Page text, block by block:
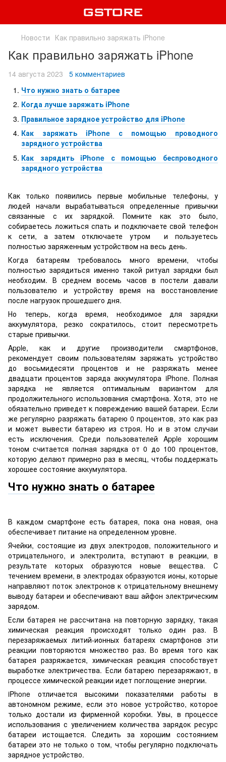
Новости Как правильно заряжать iPhone
Как правильно заряжать iPhone
14 августа 2023
5 комментариев
Что нужно знать о батарее
Когда лучше заряжать iPhone
Правильное зарядное устройство для iPhone
Как заряжать iPhone с помощью проводного
зарядного устройства
Как зарядить iPhone с помощью беспроводного
зарядного устройства
Как только появились первые мобильные телефоны, у
людей начали вырабатываться определенные привычки
связанные с их зарядкой. Помните как это было,
собираетесь ложиться спать и подключаете свой телефон
к сети, а затем отключаете утром и пользуетесь
полностью заряженным устройством на весь день.
Когда батареям требовалось много времени, чтобы
полностью зарядиться именно такой ритуал зарядки был
необходим. В среднем восемь часов в постели давали
пользователю и устройству время на восстановление
после нагрузок прошедшего дня.
Но теперь, когда время, необходимое для зарядки
аккумулятора, резко сократилось, стоит пересмотреть
старые привычки.
Apple, как и другие производители смартфонов,
рекомендует своим пользователям заряжать устройство
до восьмидесяти процентов и не разряжать менее
двадцати процентов заряда аккумулятора iPhone. Полная
зарядка не является оптимальным вариантом для
продолжительного использования смартфона. Хотя, это не
обязательно приведет к повреждению вашей батареи. Если
же регулярно разряжать батарею 0 процентов, это как раз
и может вывести батарею из строя. Но и в этом случаи
есть исключения. Среди пользователей Apple хорошим
тоном считается полная зарядка от 0 до 100 процентов,
которую делают примерно раз в месяц, чтобы поддержать
хорошее состояние аккумулятора.
Что нужно знать о батарее
В каждом смартфоне есть батарея, пока она новая, она
обеспечивает питание на определенном уровне.
Ячейки, состоящие из двух электродов, положительного и
отрицательного, и электролита, вступают в реакции, в
результате которых образуются новые вещества. С
течением времени, в электродах образуются ионы, которые
направляют поток электронов к отрицательному внешнему
выводу батареи и обеспечивают ваш айфон электрическим
зарядом.
Если батарея не рассчитана на повторную зарядку, такая
химическая реакция происходят только один раз. В
перезаряжаемых литий-ионных батареях смартфонов эти
реакции повторяются множество раз. Во время того как
батарея разряжается, химическая реакция способствует
выработке электричества. Если батарею перезаряжают, в
процессе химической реакции идет поглощение энергии.
iPhone отличается высокими показателями работы в
автономном режиме, если это новое устройство, которое
только достали из фирменной коробки. Увы, в процессе
использования с увеличением количества зарядок ресурс
батареи истощается. Следить за хорошим состоянием
батареи это не только о том, чтобы регулярно подключать
зарядное устройство.